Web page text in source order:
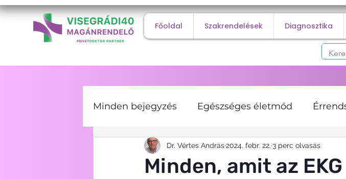
Főoldal Szakrendelések Diagnosztika
Minden bejegyzés Egészséges életmód
Diagnosztikai vizsgálatok Diabétesz
Minden, amit az EKG
Dr. Vértes András2024. febr. 22. 3 perc olvasás